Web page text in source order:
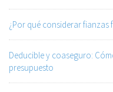
¿Por qué considerar fianzas
Deducible y coaseguro:
presupuesto